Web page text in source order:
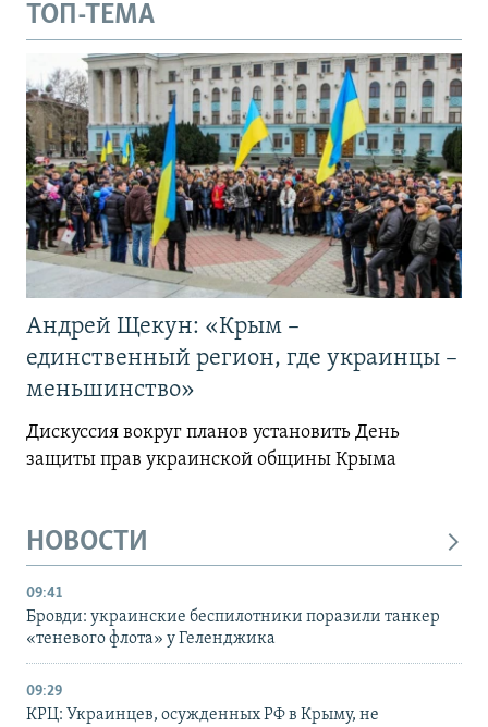
ТОП-ТЕМА
Андрей Щекун: «Крым –
единственный регион, где украинцы –
меньшинство»
Дискуссия вокруг планов установить День
защиты прав украинской общины Крыма
НОВОСТИ
09:41
Бровди: украинские беспилотники поразили танкер
«теневого флота» у Геленджика
09:29
КРЦ: Украинцев, осужденных РФ в Крыму, не